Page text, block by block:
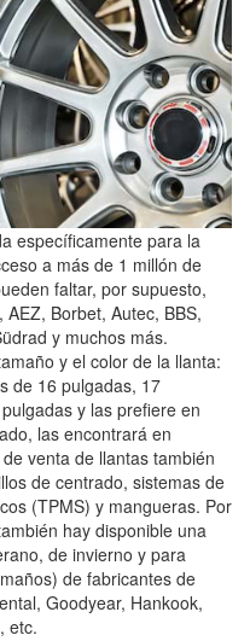
específicamente para la
a más de 1 millón de
faltar, por supuesto,
Borbet, Autec, BBS,
y muchos más.
y el color de la llanta:
de 16 pulgadas, 17
y las prefiere en
las encontrará en
venta de llantas también
de centrado, sistemas de
(TPMS) y mangueras. Por
hay disponible una
de invierno y para
de fabricantes de
Goodyear, Hankook,
etc.